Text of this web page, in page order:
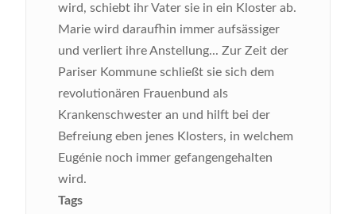
wird, schiebt ihr Vater sie in ein Kloster ab.
Marie wird daraufhin immer aufsässiger
und verliert ihre Anstellung... Zur Zeit der
Pariser Kommune schließt sie sich dem
revolutionären Frauenbund als
Krankenschwester an und hilft bei der
Befreiung eben jenes Klosters, in welchem
Eugénie noch immer gefangengehalten
wird.
Tags